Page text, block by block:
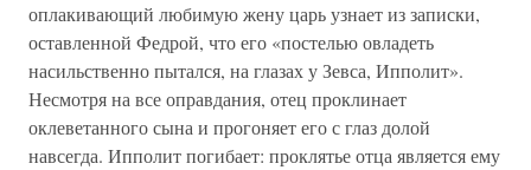
оплакивающий любимую жену царь узнает из записки,
оставленной Федрой, что его «постелью овладеть
насильственно пытался, на глазах у Зевса, Ипполит».
Несмотря на все оправдания, отец проклинает
оклеветанного сына и прогоняет его с глаз долой
навсегда. Ипполит погибает: проклятье отца является ему